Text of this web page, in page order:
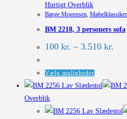
kan
vælges
varesiden
Hurtigt Overblik
Børge Mogensen
BM 2218, 3 personers sofa
100 kr. – 3.510 kr.
Vælg muligheder
vare
flere
Overblik